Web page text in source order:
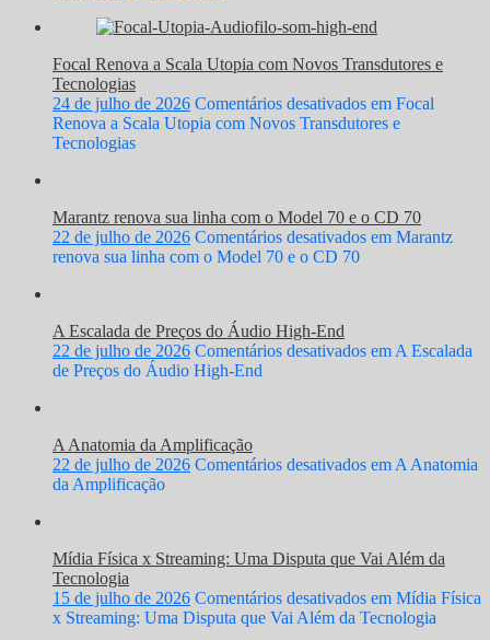
Focal Renova a Scala Utopia com Novos Transdutores e
Tecnologias
24 de julho de 2026 Comentários desativados em Focal
Renova a Scala Utopia com Novos Transdutores e
Tecnologias
Marantz renova sua linha com o Model 70 e o CD 70
22 de julho de 2026 Comentários desativados em Marantz
renova sua linha com o Model 70 e o CD 70
A Escalada de Preços do Áudio High-End
22 de julho de 2026 Comentários desativados em A Escalada
de Preços do Áudio High-End
A Anatomia da Amplificação
22 de julho de 2026 Comentários desativados em A Anatomia
da Amplificação
Mídia Física x Streaming: Uma Disputa que Vai Além da
Tecnologia
15 de julho de 2026 Comentários desativados em Mídia Física
x Streaming: Uma Disputa que Vai Além da Tecnologia